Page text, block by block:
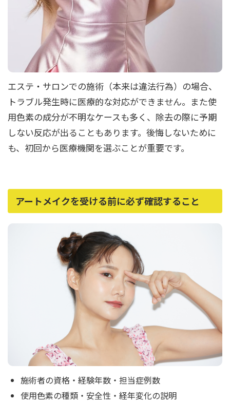
エステ・サロンでの施術（本来は違法行為）の場合、
トラブル発生時に医療的な対応ができません。また使
用色素の成分が不明なケースも多く、除去の際に予期
しない反応が出ることもあります。後悔しないために
も、初回から医療機関を選ぶことが重要です。
アートメイクを受ける前に必ず確認すること
施術者の資格・経験年数・担当症例数
使用色素の種類・安全性・経年変化の説明